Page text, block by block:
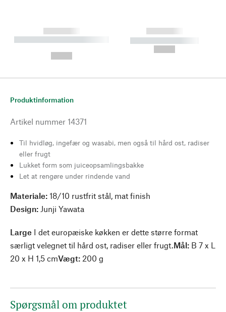
------------
----------- ----------- --------
------------
----------- -----------
Produktinformation
Artikel nummer 14371
Til hvidløg, ingefær og wasabi, men også til hård ost, radiser
eller frugt
Lukket form som juiceopsamlingsbakke
Let at rengøre under rindende vand
Materiale: 18/10 rustfrit stål, mat finish
Design: Junji Yawata
Large I det europæiske køkken er dette større format
særligt velegnet til hård ost, radiser eller frugt. Mål: B 7 x L
20 x H 1,5 cmVægt: 200 g
Spørgsmål om produktet